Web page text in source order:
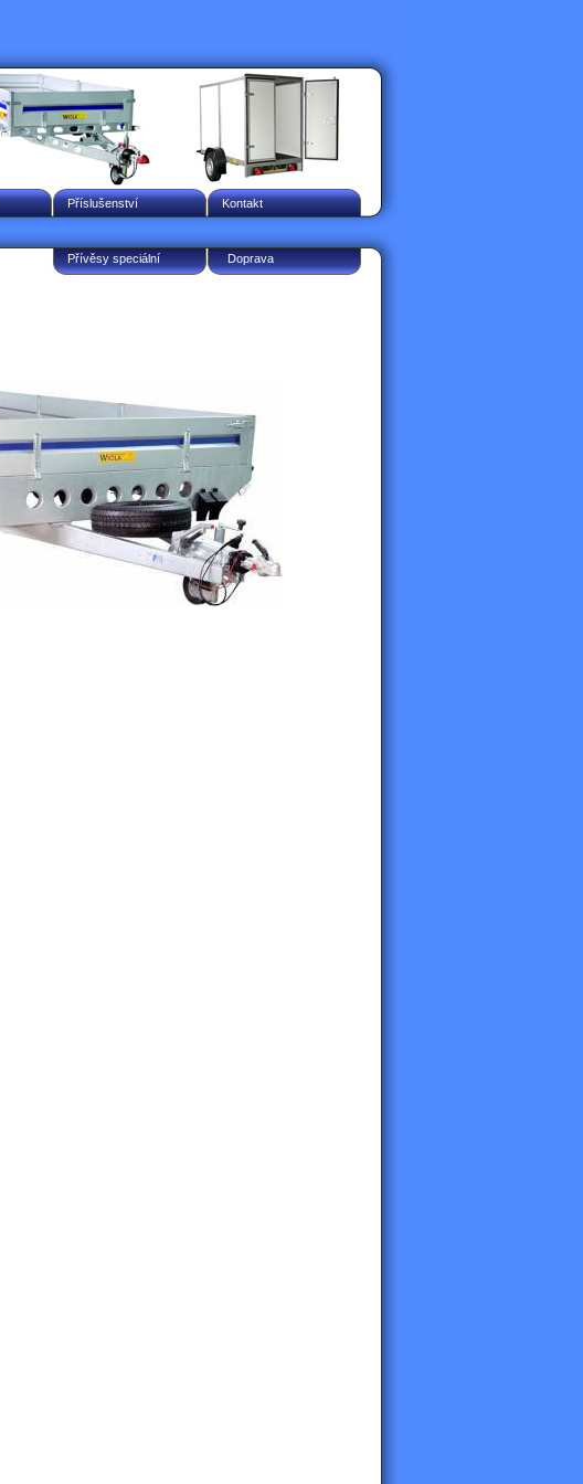
Příslušenství Kontakt
Přívěsy speciální Doprava